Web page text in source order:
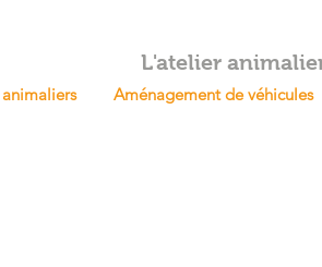
L'atelier
Aménagement de véhicules